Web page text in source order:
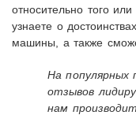
относительно того
узнаете о
машины, а также
На популярных
отзывов
нам